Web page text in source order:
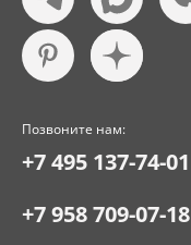
Позвоните нам:
+7 495 137-74-01
+7 958 709-07-18